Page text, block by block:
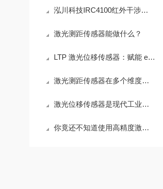
泓川科技IRC4100红外干涉测厚仪｜新能源电芯绝缘涂层精准测厚应用案例
激光测距传感器能做什么？
LTP 激光位移传感器：赋能 eVTOL 旋翼形变实时监测 筑牢低空经济安全防线
激光测距传感器在多个维度中均展现了特殊的优势
激光位移传感器是现代工业测量领域中的核心工具
你竟还不知道使用高精度激光位移传感器时须注意的细节